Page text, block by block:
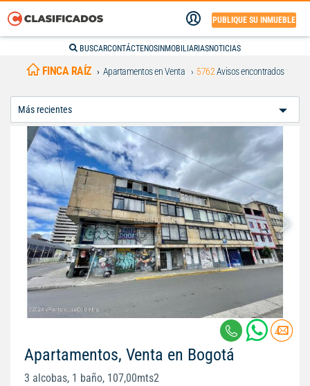
PUBLIQUE SU INMUEBLE
BUSCARCONTÁCTENOS INMOBILIARIASNOTICIAS
FINCA RAÍZ Apartamentos en Venta 5762Avisos encontrados
Apartamentos, Venta en Bogotá
3 alcobas, 1 baño, 107,00mts2